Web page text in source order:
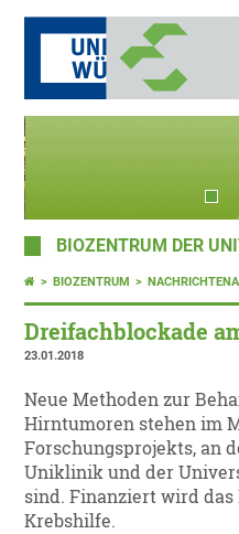
BIOZENTRUM DER
BIOZENTRUM
Dreifachblockade
23.01.2018
Neue Methoden zur
Hirntumoren stehen im
Forschungsprojekts, an
Uniklinik und der
sind. Finanziert wird
Krebshilfe.